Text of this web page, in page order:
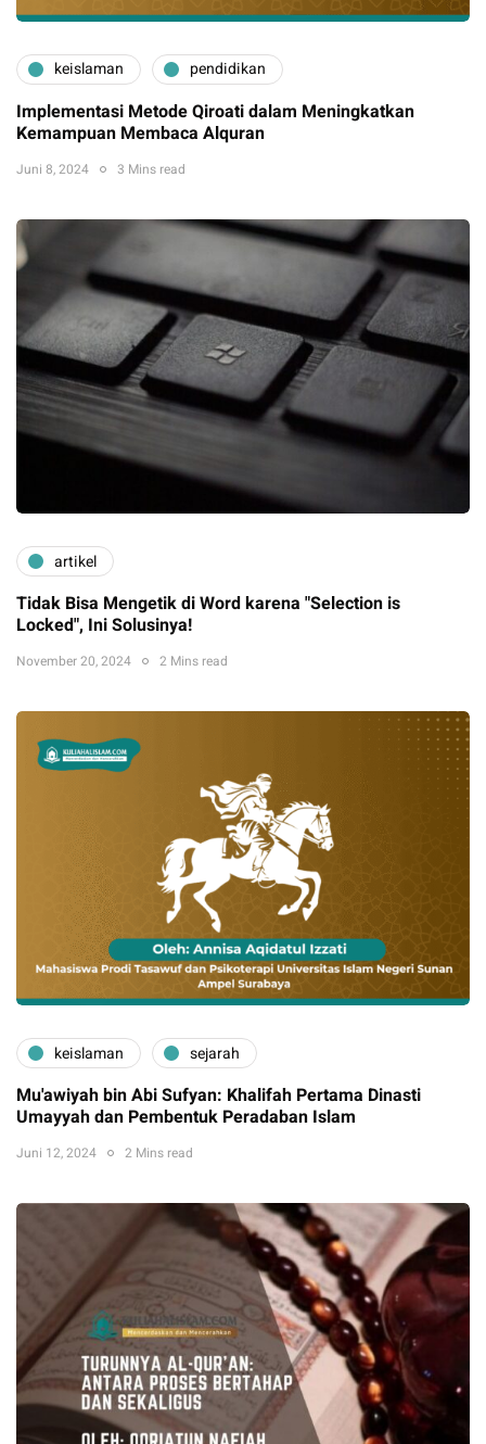
keislaman pendidikan
Implementasi Metode Qiroati dalam Meningkatkan
Kemampuan Membaca Alquran
Juni 8, 2024 3 Mins read
artikel
Tidak Bisa Mengetik di Word karena "Selection is
Locked", Ini Solusinya!
November 20, 2024 2 Mins read
keislaman sejarah
Mu'awiyah bin Abi Sufyan: Khalifah Pertama Dinasti
Umayyah dan Pembentuk Peradaban Islam
Juni 12, 2024 2 Mins read